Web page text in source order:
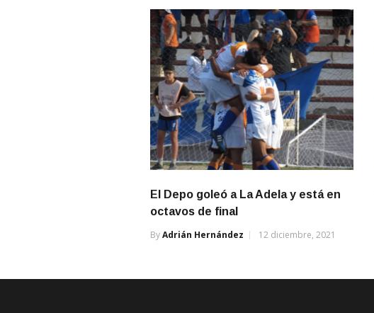
El Depo goleó a La Adela y está en
octavos de final
ByAdrián Hernández 12 diciembre, 2021